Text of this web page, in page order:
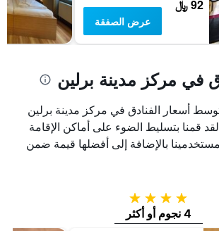
92 ﷼
عرض الصفقة
في مركز مدينة برلين
أسعار الفنادق في مركز مدينة برلين
قمنا بتسليط الضوء على أماكن الإقامة
بالإضافة إلى أفضلها قيمة ضمن
4 نجوم
4 نجوم أو أكثر